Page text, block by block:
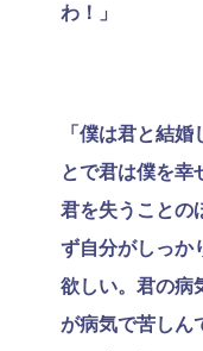
わ！」
「僕は君と結
とで君は僕を幸
君を失うことの
ず自分がしっか
欲しい。君の
が病気で苦しん